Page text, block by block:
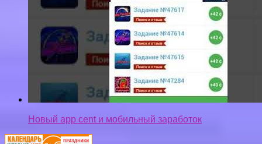
Новый app cent и мобильный заработок